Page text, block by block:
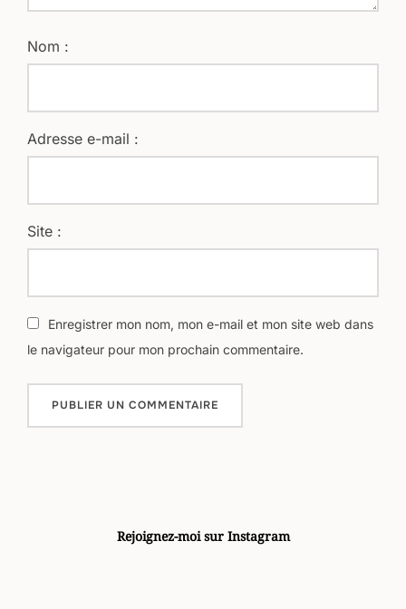
Nom :
Adresse e-mail :
Site :
Enregistrer mon nom, mon e-mail et mon site web dans
le navigateur pour mon prochain commentaire.
Rejoignez-moi sur Instagram